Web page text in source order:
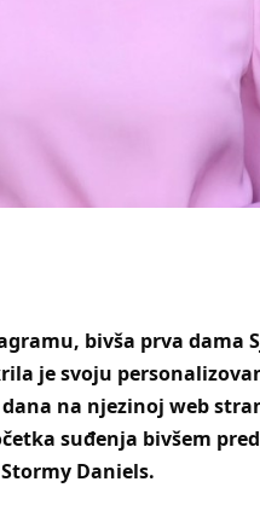
bivša prva dama
je svoju
na njezinoj web
suđenja bivšem
Daniels.